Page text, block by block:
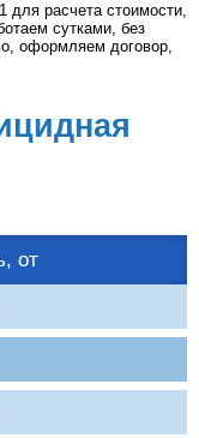
для расчета стоимости,
сутками, без
оформляем договор,
от